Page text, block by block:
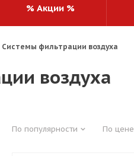
% Акции %
Системы фильтрации воздуха
воздуха
По популярности По цене